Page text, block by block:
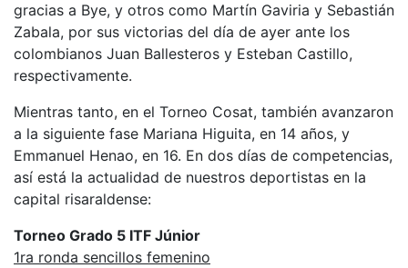
gracias a Bye, y otros como Martín Gaviria y Sebastián
Zabala, por sus victorias del día de ayer ante los
colombianos Juan Ballesteros y Esteban Castillo,
respectivamente.
Mientras tanto, en el Torneo Cosat, también avanzaron
a la siguiente fase Mariana Higuita, en 14 años, y
Emmanuel Henao, en 16. En dos días de competencias,
así está la actualidad de nuestros deportistas en la
capital risaraldense:
Torneo Grado 5 ITF Júnior
1ra ronda sencillos femenino